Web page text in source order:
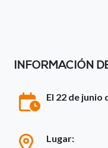
INFORMACIÓN
El 22 de junio
Lugar: